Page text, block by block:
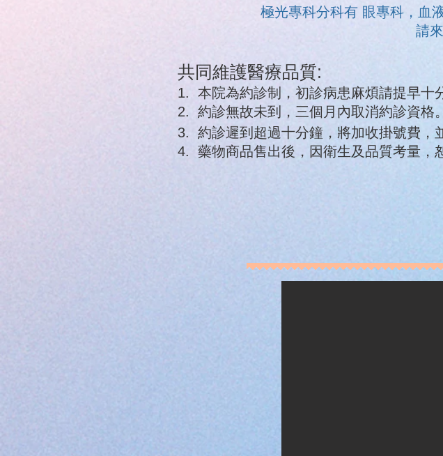
極光專科分科有 眼專科，血
請
共同維護醫療品質:
1. 本院為約診制，初診病患麻煩請提早十
2. 約診無故未到，三個月內取消約診資格。
3. 約診遲到超過十分鐘，將加收掛號費，
4. 藥物商品售出後，因衛生及品質考量，